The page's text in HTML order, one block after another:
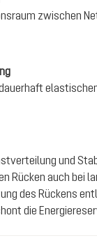
zwischen
und
Rücken auch bei
des Rückens
die